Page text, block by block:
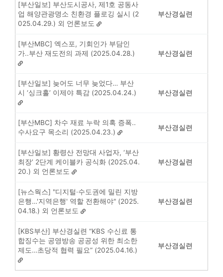
[부산일보] 부산도시공사, 제1호 공동사
업 해양관광명소 친환경 플로깅 실시 (2
025.04.29.) 외 언론보도
부산경실련
[부산MBC] 엑스포, 기회인가 부담인
가..부산 재도전의 과제 (2025.04.28.)
부산경실련
[부산일보] 늦어도 너무 늦었다… 부산
시 ‘싱크홀’ 이제야 특감 (2025.04.24.)
부산경실련
[부산MBC] 차수 재료 누락 의혹 증폭..
수사요구 목소리 (2025.04.23.)
부산경실련
[부산일보] 황령산 전망대 사업자, ‘부산
최장’ 2단계 케이블카 공식화 (2025.04.
20.) 외 언론보도
부산경실련
[뉴스웍스] "디지털·수도권에 밀린 지방
은행…'지역은행' 역할 전환해야" (2025.
04.18.) 외 언론보도
부산경실련
[KBS부산] 부산경실련 “KBS 수신료 통
합징수는 공영방송 공공성 위한 최소한
제도…초당적 협력 필요” (2025.04.16.)
부산경실련